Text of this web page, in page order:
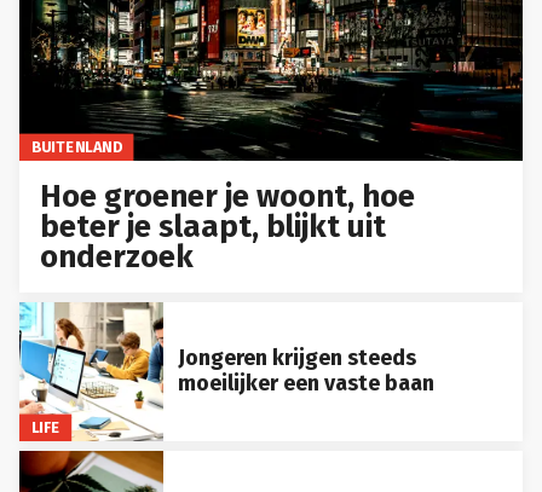
BUITENLAND
Hoe groener je woont, hoe
beter je slaapt, blijkt uit
onderzoek
LIFE
Jongeren krijgen steeds
moeilijker een vaste baan